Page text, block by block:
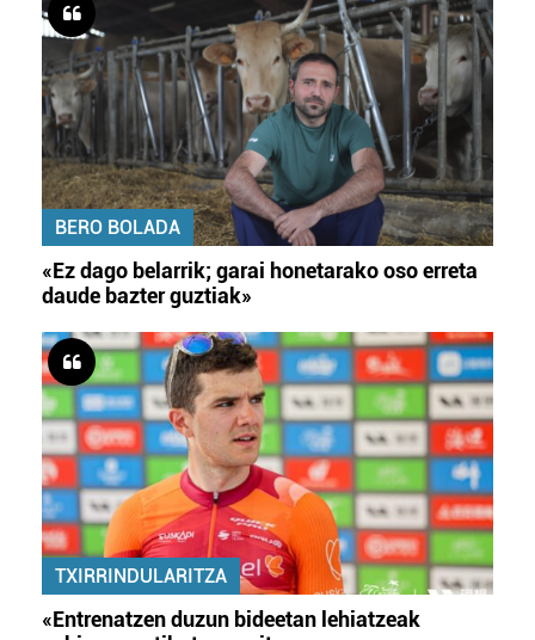
BERO BOLADA
«Ez dago belarrik; garai honetarako oso erreta
daude bazter guztiak»
TXIRRINDULARITZA
«Entrenatzen duzun bideetan lehiatzeak